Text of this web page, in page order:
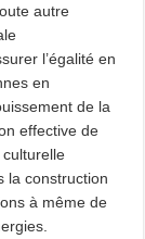
autre
l’égalité en
en
de la
effective de
la construction
à même de